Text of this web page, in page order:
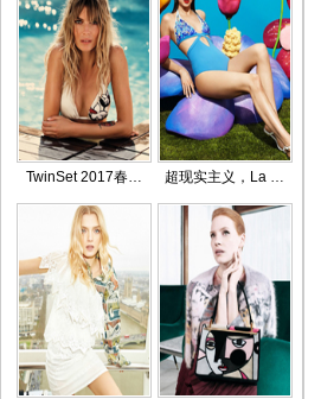
TwinSet 2017春… 超现实主义，La …